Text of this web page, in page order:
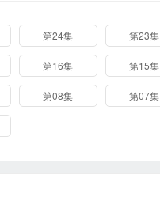
第24集 第23集
第16集 第15集
第08集 第07集